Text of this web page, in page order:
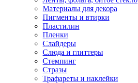
Материалы для декора
Пигменты и втирки
Пластилин
Пленки
Слайдеры
Слюда и глиттеры
Стемпинг
Стразы
Трафареты и наклейки